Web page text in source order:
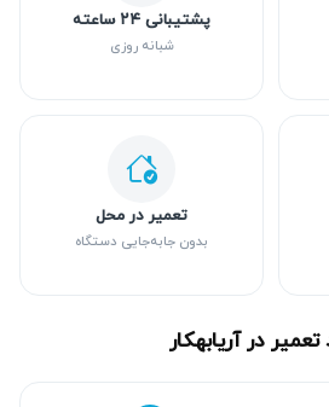
پشتیبانی ۲۴ ساعته
شبانه روزی
تعمیر در محل
بدون جابه‌جایی دستگاه
تعمیر در آریابهکار